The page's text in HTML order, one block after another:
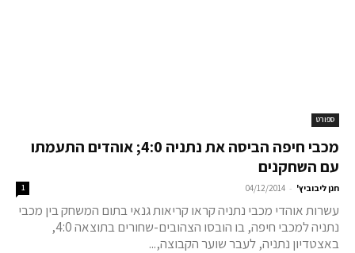
ספורט
מכבי חיפה הביסה את נתניה 4:0; אוהדים התעמתו
עם השחקנים
חנן ליבוביץ' -
04/12/2014
1
עשרות אוהדי מכבי נתניה קראו קריאות גנאי בתום המשחק בין מכבי
נתניה למכבי חיפה, בו הובסו הצהובים-שחורים בתוצאה 4:0,
באצטדיון נתניה, לעבר שוער הקבוצה,...